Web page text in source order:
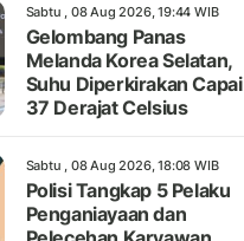
Sabtu , 08 Aug 2026, 19:44 WIB
Gelombang Panas
Melanda Korea Selatan,
Suhu Diperkirakan Capai
37 Derajat Celsius
Sabtu , 08 Aug 2026, 18:08 WIB
Polisi Tangkap 5 Pelaku
Penganiayaan dan